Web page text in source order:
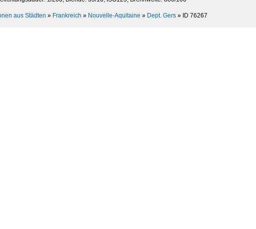
aus Städten » Frankreich » Nouvelle-Aquitaine » Dept. Gers » ID 76267